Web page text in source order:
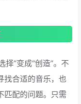
择”变成“创造”。不
找合适的音乐，也
匹配的问题。只需